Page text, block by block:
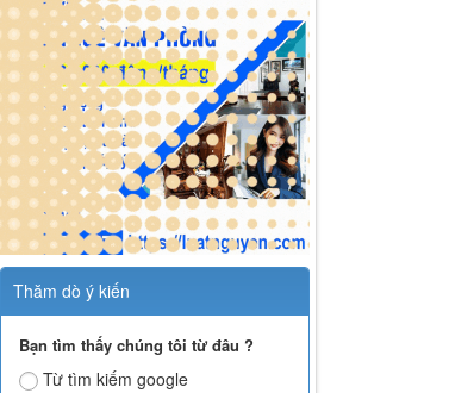
Thăm dò ý kiến
Bạn tìm thấy chúng tôi từ đâu ?
Từ tìm kiếm google